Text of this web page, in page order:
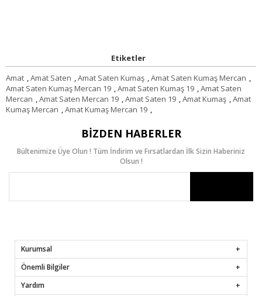
Etiketler
Amat ,Amat Saten ,Amat Saten Kumaş ,Amat Saten Kumaş Mercan ,
Amat Saten Kumaş Mercan 19 ,Amat Saten Kumaş 19 ,Amat Saten
Mercan ,Amat Saten Mercan 19 ,Amat Saten 19 ,Amat Kumaş ,Amat
Kumaş Mercan ,Amat Kumaş Mercan 19 ,
BIZDEN HABERLER
Bültenimize Üye Olun ! Tüm İndirim ve Fırsatlardan İlk Sizin Haberiniz
Olsun !
Kurumsal
Önemli Bilgiler
Yardım